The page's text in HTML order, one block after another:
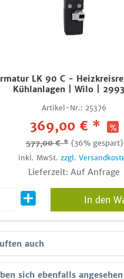
LK 90 C -
Kühlanlagen | Wilo |
Artikel-Nr.: 25376
369,00 € *
577,00 € * (36% gespart)
inkl. MwSt. zzgl.
Lieferzeit: Auf Anfrage
In den
auch
sich ebenfalls angesehen